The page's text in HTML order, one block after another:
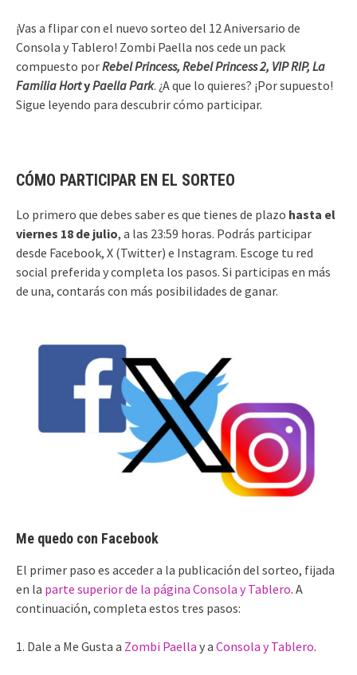
¡Vas a flipar con el nuevo sorteo del 12 Aniversario de
Consola y Tablero! Zombi Paella nos cede un pack
compuesto porRebel Princess, Rebel Princess 2, VIP RIP, La
Familia HortyPaella Park. ¿A que lo quieres? ¡Por supuesto!
Sigue leyendo para descubrir cómo participar.
CÓMO PARTICIPAR EN EL SORTEO
Lo primero que debes saber es que tienes de plazo hasta el
viernes 18 de julio, a las 23:59 horas. Podrás participar
desde Facebook, X (Twitter) e Instagram. Escoge tu red
social preferida y completa los pasos. Si participas en más
de una, contarás con más posibilidades de ganar.
Me quedo con Facebook
El primer paso es acceder a la publicación del sorteo, fijada
en la parte superior de la página Consola y Tablero. A
continuación, completa estos tres pasos:
1. Dale a Me Gusta a Zombi Paella y a Consola y Tablero.